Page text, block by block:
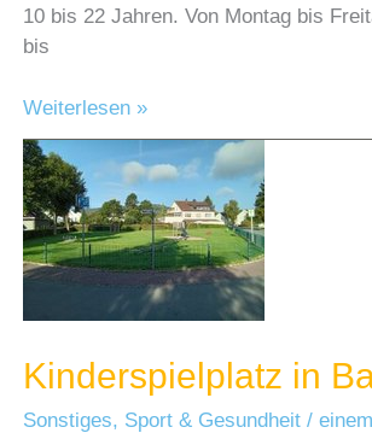
10 bis 22 Jahren. Von Montag bis
bis
JugendTreff
Hot
in
Brakel
Weiterlesen »
Kinderspielplatz in
Sonstiges, Sport & Gesundheit /